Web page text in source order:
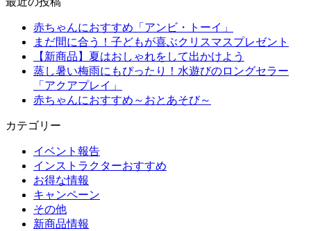
赤ちゃんにおすすめ「アンビ・トーイ」
まだ間に合う！子どもが喜ぶクリスマスプレゼント
【新商品】夏はおしゃれをして出かけよう
蒸し暑い梅雨にもぴったり！水遊びのロングセラー
「アクアプレイ」
赤ちゃんにおすすめ～おとあそび～
カテゴリー
イベント報告
インストラクターおすすめ
お得な情報
キャンペーン
その他
新商品情報